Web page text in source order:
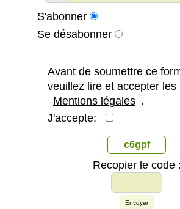
S'abonner
Se désabonner
Avant de soumettre ce
veuillez lire et accepter les
Mentions légales .
J'accepte:
c6gpf
Recopier le code :
Envoyer